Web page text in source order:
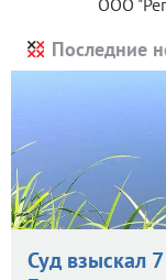
Последние
Суд взыскал